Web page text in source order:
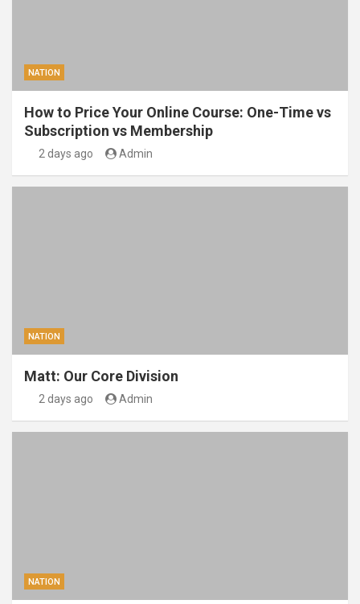
NATION
How to Price Your Online Course: One-Time vs
Subscription vs Membership
2 days ago Admin
NATION
Matt: Our Core Division
2 days ago Admin
NATION